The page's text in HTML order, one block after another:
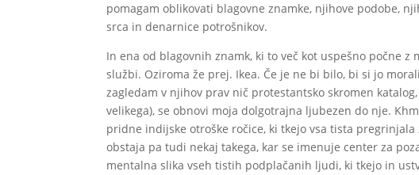
pomagam oblikovati blagovne znamke, njihove podobe,
srca in denarnice potrošnikov.
In ena od blagovnih znamk, ki to več kot uspešno počne z
službi. Oziroma že prej. Ikea. Če je ne bi bilo, bi si jo
zagledam v njihov prav nič protestantsko skromen
velikega), se obnovi moja dolgotrajna ljubezen do nje.
pridne indijske otroške ročice, ki tkejo vsa tista
obstaja pa tudi nekaj takega, kar se imenuje center za
mentalna slika vseh tistih podplačanih ljudi, ki tkejo in